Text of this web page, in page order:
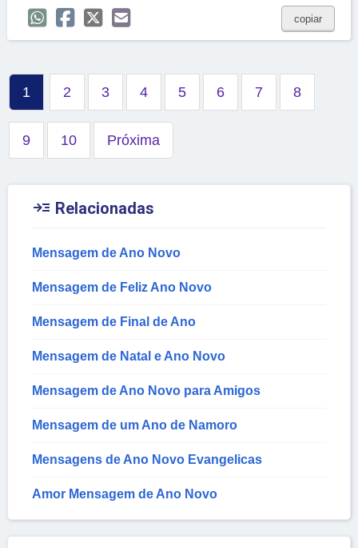
copiar
1 2 3 4 5 6 7 8
9 10 Próxima
 Relacionadas
Mensagem de Ano Novo
Mensagem de Feliz Ano Novo
Mensagem de Final de Ano
Mensagem de Natal e Ano Novo
Mensagem de Ano Novo para Amigos
Mensagem de um Ano de Namoro
Mensagens de Ano Novo Evangelicas
Amor Mensagem de Ano Novo